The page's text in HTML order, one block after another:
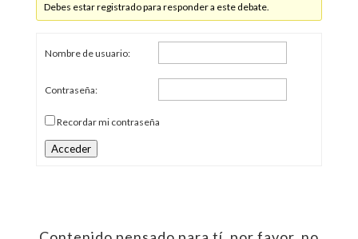
Debes estar registrado para responder a este debate.
Nombre de usuario:
Contraseña:
Recordar mi contraseña
Acceder